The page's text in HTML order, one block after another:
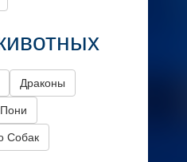
Драконы
Пони
Собак